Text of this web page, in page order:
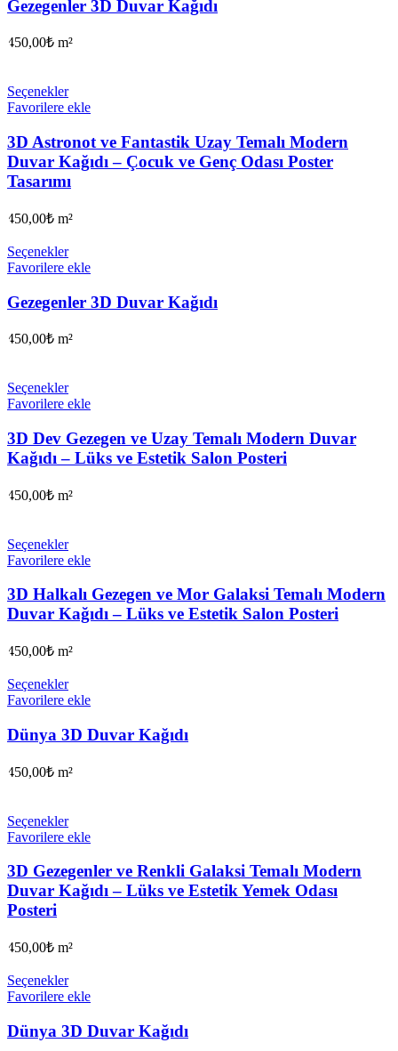
Gezegenler 3D Duvar Kağıdı
450,00₺ m²
Seçenekler
Favorilere ekle
3D Astronot ve Fantastik Uzay Temalı Modern
Duvar Kağıdı – Çocuk ve Genç Odası Poster
Tasarımı
450,00₺ m²
Seçenekler
Favorilere ekle
Gezegenler 3D Duvar Kağıdı
450,00₺ m²
Seçenekler
Favorilere ekle
3D Dev Gezegen ve Uzay Temalı Modern Duvar
Kağıdı – Lüks ve Estetik Salon Posteri
450,00₺ m²
Seçenekler
Favorilere ekle
3D Halkalı Gezegen ve Mor Galaksi Temalı Modern
Duvar Kağıdı – Lüks ve Estetik Salon Posteri
450,00₺ m²
Seçenekler
Favorilere ekle
Dünya 3D Duvar Kağıdı
450,00₺ m²
Seçenekler
Favorilere ekle
3D Gezegenler ve Renkli Galaksi Temalı Modern
Duvar Kağıdı – Lüks ve Estetik Yemek Odası
Posteri
450,00₺ m²
Seçenekler
Favorilere ekle
Dünya 3D Duvar Kağıdı